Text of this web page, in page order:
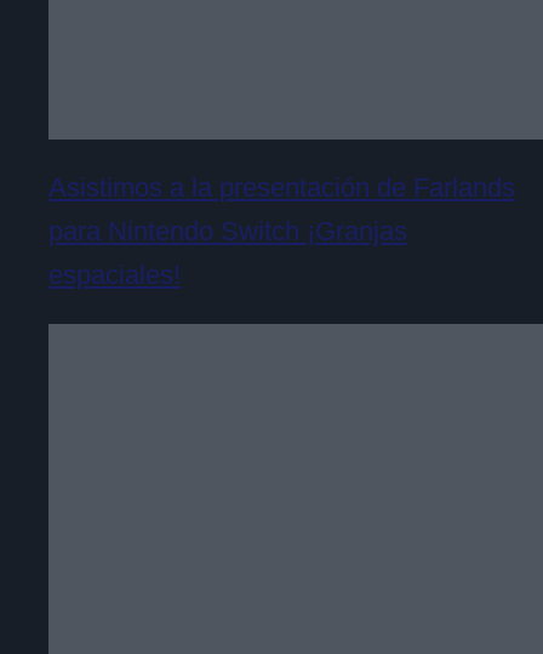
Asistimos a la presentación de Farlands
para Nintendo Switch ¡Granjas
espaciales!